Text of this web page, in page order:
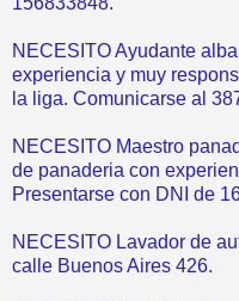
NECESITO Ayudante
experiencia y muy
la liga. Comunicarse al
NECESITO Maestro
de panaderia con
Presentarse con DNI de
NECESITO Lavador de
calle Buenos Aires 426.